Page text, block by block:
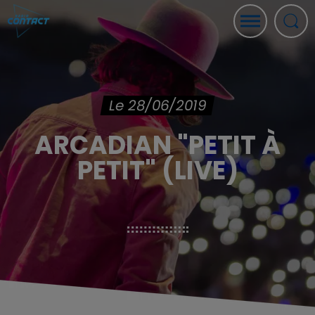
Le 28/06/2019
ARCADIAN "PETIT À
PETIT" (LIVE)